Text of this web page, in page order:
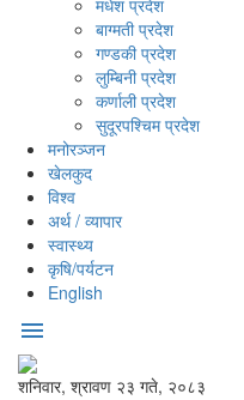
मधेश प्रदेश
बाग्मती प्रदेश
गण्डकी प्रदेश
लुम्बिनी प्रदेश
कर्णाली प्रदेश
सुदूरपश्‍चिम प्रदेश
मनोरञ्‍जन
खेलकुद
विश्‍व
अर्थ / व्यापार
स्वास्थ्य
कृषि/पर्यटन
English
menu
शनिवार, श्रावण २३ गते, २०८३